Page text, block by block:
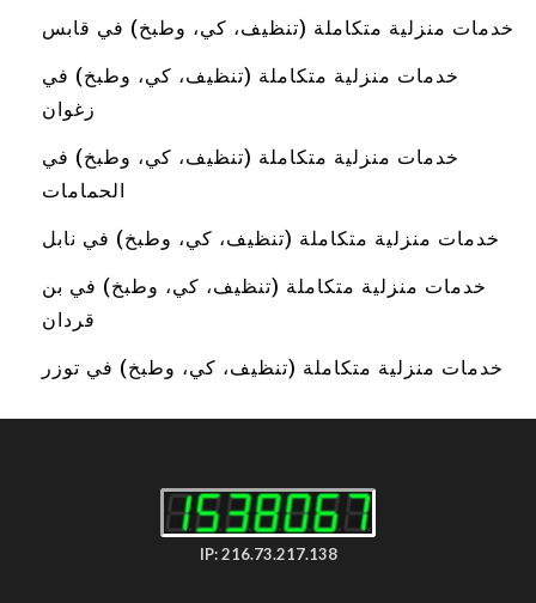
خدمات منزلية متكاملة (تنظيف، كي، وطبخ) في قابس
خدمات منزلية متكاملة (تنظيف، كي، وطبخ) في
زغوان
خدمات منزلية متكاملة (تنظيف، كي، وطبخ) في
الحمامات
خدمات منزلية متكاملة (تنظيف، كي، وطبخ) في نابل
خدمات منزلية متكاملة (تنظيف، كي، وطبخ) في بن
قردان
خدمات منزلية متكاملة (تنظيف، كي، وطبخ) في توزر
IP: 216.73.217.138